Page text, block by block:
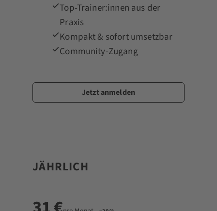
Top-Trainer:innen aus der
Praxis
Kompakt & sofort umsetzbar
Community-Zugang
Jetzt anmelden
JÄHRLICH